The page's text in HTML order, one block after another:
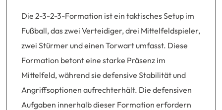
Die 2-3-2-3-Formation ist ein taktisches Setup im
Fußball, das zwei Verteidiger, drei Mittelfeldspieler,
zwei Stürmer und einen Torwart umfasst. Diese
Formation betont eine starke Präsenz im
Mittelfeld, während sie defensive Stabilität und
Angriffsoptionen aufrechterhält. Die defensiven
Aufgaben innerhalb dieser Formation erfordern